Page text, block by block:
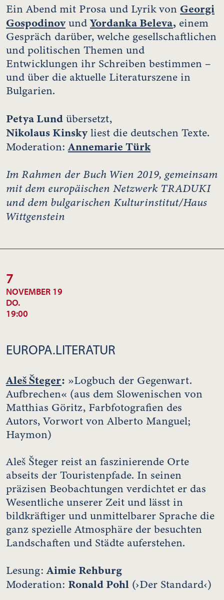
Ein Abend mit Prosa und Lyrik von Georgi
GospodinovundYordanka Beleva, einem
Gespräch darüber, welche gesellschaftlichen
und politischen Themen und
Entwicklungen ihr Schreiben bestimmen –
und über die aktuelle Literaturszene in
Bulgarien.
Petya Lund übersetzt,
Nikolaus Kinskyliest die deutschen Texte.
Moderation:Annemarie Türk
Im Rahmen der Buch Wien 2019, gemeinsam
mit dem europäischen Netzwerk TRADUKI
und dem bulgarischen Kulturinstitut/Haus
Wittgenstein
7
NOVEMBER 19
DO.
19:00
EUROPA.LITERATUR
Aleš Šteger: »Logbuch der Gegenwart.
Aufbrechen« (aus dem Slowenischen von
Matthias Göritz, Farbfotografien des
Autors, Vorwort von Alberto Manguel;
Haymon)
Aleš Šteger reist an faszinierende Orte
abseits der Touristenpfade. In seinen
präzisen Beobachtungen verdichtet er das
Wesentliche unserer Zeit und lässt in
bildkräftiger und unmittelbarer Sprache die
ganz spezielle Atmosphäre der besuchten
Landschaften und Städte auferstehen.
Lesung:Aimie Rehburg
Moderation: Ronald Pohl (›Der Standard‹)